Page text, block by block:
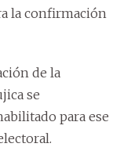
la confirmación
de la
se
para ese